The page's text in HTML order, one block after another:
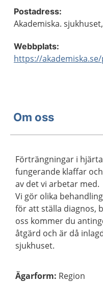
Postadress:
Akademiska.
Webbplats:
https://
Om oss
Förträngningar i
fungerande klaffar
av det vi arbetar med.
Vi gör olika
för att ställa diagnos,
oss kommer du
åtgärd och är då
sjukhuset.
Ägarform: Region